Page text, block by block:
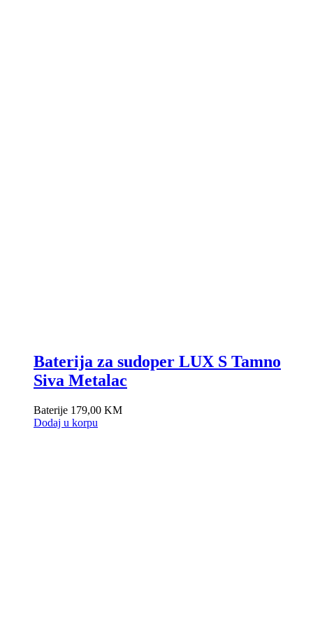
Baterija za sudoper LUX S Tamno
Siva Metalac
Baterije 179,00 KM
Dodaj u korpu